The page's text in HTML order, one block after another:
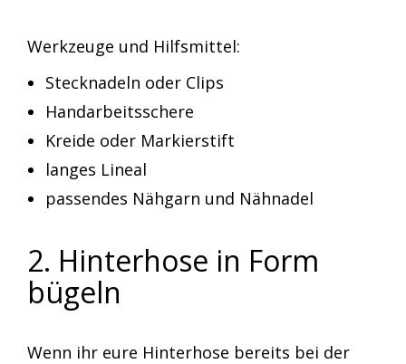
Werkzeuge und Hilfsmittel:
Stecknadeln oder Clips
Handarbeitsschere
Kreide oder Markierstift
langes Lineal
passendes Nähgarn und Nähnadel
2. Hinterhose in Form
bügeln
Wenn ihr eure Hinterhose bereits bei der